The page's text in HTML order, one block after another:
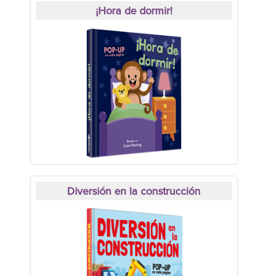
¡Hora de dormir!
Diversión en la construcción